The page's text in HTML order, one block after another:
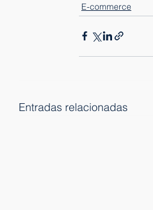
E-commerce
Entradas relacionadas